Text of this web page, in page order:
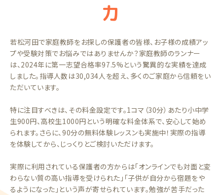
力
若松河田で家庭教師をお探しの保護者の皆様、お子様の成績アッ
プや受験対策でお悩みではありませんか？家庭教師のランナー
は、2024年に第一志望合格率97.5%という驚異的な実績を達成
しました。指導人数は30,034人を超え、多くのご家庭から信頼をい
ただいています。
特に注目すべきは、その料金設定です。1コマ（30分）あたり小中学
生900円、高校生1000円という明確な料金体系で、安心して始め
られます。さらに、90分の無料体験レッスンも実施中！実際の指導
を体験してから、じっくりとご検討いただけます。
実際に利用されている保護者の方からは「オンラインでも対面と変
わらない質の高い指導を受けられた」「子供が自分から宿題をや
るようになった」という声が寄せられています。勉強が苦手だった